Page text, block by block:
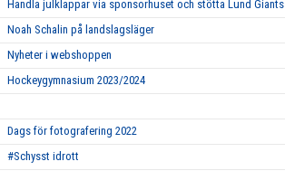
Handla julklappar via sponsorhuset och stötta Lund Giants
Noah Schalin på landslagsläger
Nyheter i webshoppen
Hockeygymnasium 2023/2024
Dags för fotografering 2022
#Schysst idrott